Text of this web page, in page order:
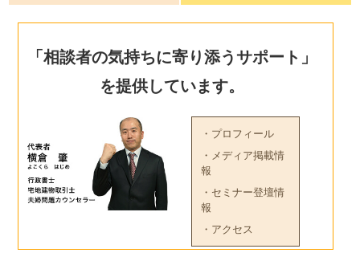
「相談者の気持ちに寄り添うサポート」
を提供しています。
・プロフィール
・メディア掲載情
報
・セミナー登壇情
報
・アクセス